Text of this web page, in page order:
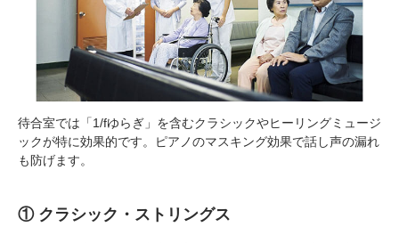
待合室では「1/fゆらぎ」を含むクラシックやヒーリングミュージ
ックが特に効果的です。ピアノのマスキング効果で話し声の漏れ
も防げます。
① クラシック・ストリングス